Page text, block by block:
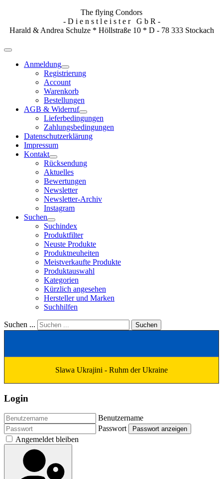
The flying Condors
- D i e n s t l e i s t e r G b R -
Harald & Andrea Schulze * Höllstraße 10 * D - 78 333 Stockach
Anmeldung
Registrierung
Account
Warenkorb
Bestellungen
AGB & Widerruf
Lieferbedingungen
Zahlungsbedingungen
Datenschutzerklärung
Impressum
Kontakt
Rücksendung
Aktuelles
Bewertungen
Newsletter
Newsletter-Archiv
Instagram
Suchen
Suchindex
Produktfilter
Neuste Produkte
Produktneuheiten
Meistverkaufte Produkte
Produktauswahl
Kategorien
Kürzlich angesehen
Hersteller und Marken
Suchhilfen
Suchen ... Suchen
Slawa Ukrajini - Ruhm der Ukraine
Login
Benutzername
Passwort
Passwort anzeigen
Angemeldet bleiben